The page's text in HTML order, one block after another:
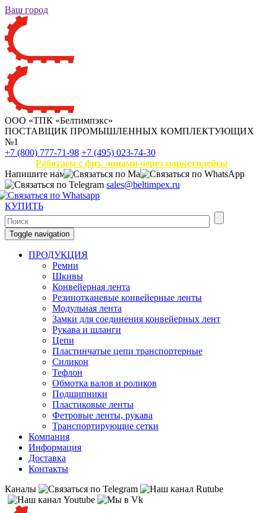
Ваш город
ООО «ТПК «Белтимпэкс»
ПОСТАВЩИК ПРОМЫШЛЕННЫХ КОМПЛЕКТУЮЩИХ
№1
+7 (800) 777-71-98 +7 (495) 023-74-30
Работаем с физ. лицами через маркетплейсы
Напишите нам
sales@beltimpex.ru
КУПИТЬ
Toggle navigation
ПРОДУКЦИЯ
Ремни
Шкивы
Конвейерная лента
Резинотканевые конвейерные ленты
Модульная лента
Замки для соединения конвейерных лент
Рукава и шланги
Цепи
Пластинчатые цепи транспортерные
Силикон
Тефлон
Обмотка валов и роликов
Подшипники
Пластиковые ленты
Фетровые ленты, рукава
Транспортирующие сетки
Компания
Информация
Доставка
Контакты
Каналы